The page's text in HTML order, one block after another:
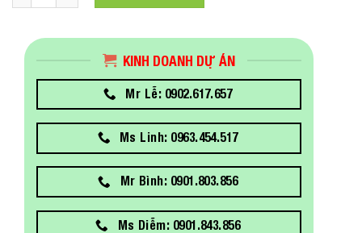
KINH DOANH DỰ ÁN
Mr Lễ: 0902.617.657
Ms Linh: 0963.454.517
Mr Bình: 0901.803.856
Ms Diễm: 0901.843.856